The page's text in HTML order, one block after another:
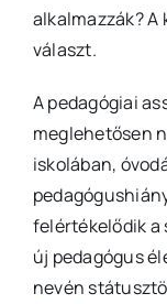
alkalmazzák? A
választ.
A pedagógiai
meglehetősen
iskolában,
felértékelődik a
új pedagógus
nevén